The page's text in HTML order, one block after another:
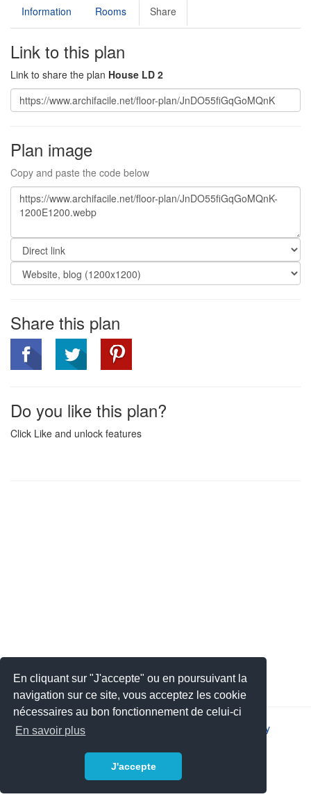
En cliquant sur "J'accepte" ou en poursuivant la
navigation sur ce site, vous acceptez les cookie
nécessaires au bon fonctionnement de celui-ci
En savoir plus
J'accepte
Information Rooms Share
Link to this plan
Link to share the plan House LD 2
Plan image
Copy and paste the code below
Share this plan
Do you like this plan?
Click Like and unlock features
2026 © JSYS | Privacy policy